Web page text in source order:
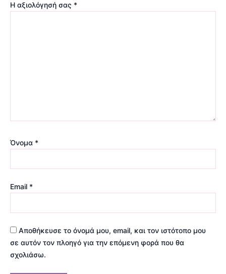
Η αξιολόγησή σας *
Όνομα *
Email *
Αποθήκευσε το όνομά μου, email, και τον ιστότοπο μου
σε αυτόν τον πλοηγό για την επόμενη φορά που θα
σχολιάσω.